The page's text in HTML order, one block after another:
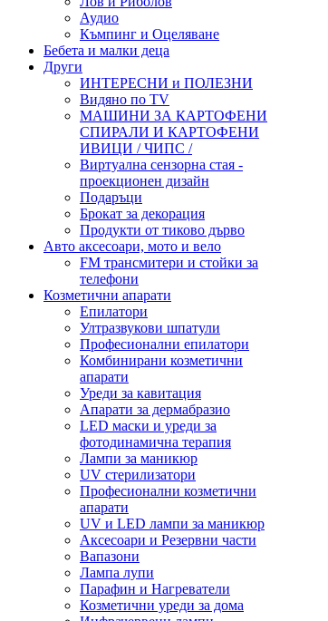
Аудио
Къмпинг и Оцеляване
Бебета и малки деца
Други
ИНТЕРЕСНИ и ПОЛЕЗНИ
Видяно по TV
МАШИНИ ЗА КАРТОФЕНИ
СПИРАЛИ И КАРТОФЕНИ
ИВИЦИ / ЧИПС /
Виртуална сензорна стая -
проекционен дизайн
Подаръци
Брокат за декорация
Продукти от тиково дърво
Авто аксесоари, мото и вело
FM трансмитери и стойки за
телефони
Козметични апарати
Епилатори
Ултразвукови шпатули
Професионални епилатори
Комбинирани козметични
апарати
Уреди за кавитация
Апарати за дермабразио
LED маски и уреди за
фотодинамична терапия
Лампи за маникюр
UV стерилизатори
Професионални козметични
апарати
UV и LED лампи за маникюр
Аксесоари и Резервни части
Вапазони
Лампа лупи
Парафин и Нагреватели
Козметични уреди за дома